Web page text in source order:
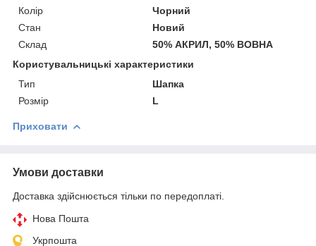
Колір
Чорний
Стан
Новий
Склад
50% АКРИЛ, 50% ВОВНА
Користувальницькі характеристики
Тип
Шапка
Розмір
L
Приховати
Умови доставки
Доставка здійснюється тільки по передоплаті.
Нова Пошта
Укрпошта